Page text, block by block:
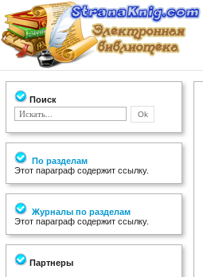
Поиск
По разделам
Этот параграф содержит ссылку.
Журналы по разделам
Этот параграф содержит ссылку.
Партнеры